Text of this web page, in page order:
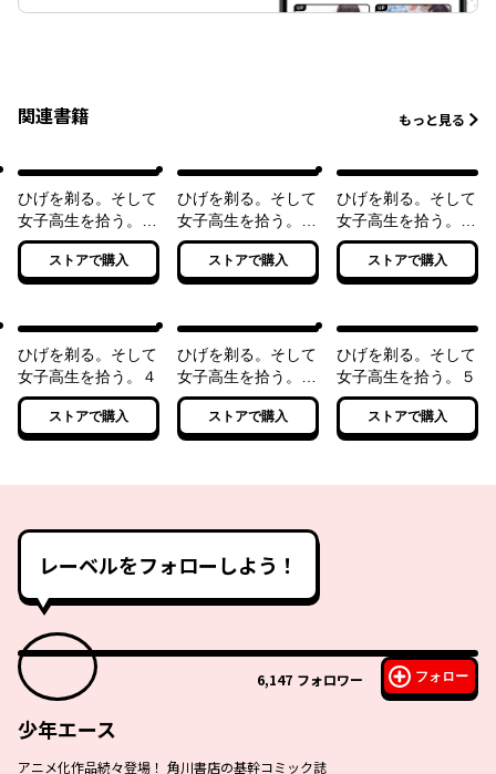
関連書籍 もっと見る
ひげを剃る。そして
女子高生を拾う。
【電子特別版】
ストアで購入
ひげを剃る。そして
女子高生を拾う。２
【電子特別版】
ストアで購入
ひげを剃る。そして
女子高生を拾う。３
【電子特別版】
ストアで購入
ひげを剃る。そして
女子高生を拾う。４
ストアで購入
ひげを剃る。そして
女子高生を拾う。
Each Stories
ストアで購入
ひげを剃る。そして
女子高生を拾う。５
ストアで購入
レーベルをフォローしよう！
6,147 フォロワー フォロー
少年エース
アニメ化作品続々登場！ 角川書店の基幹コミック誌